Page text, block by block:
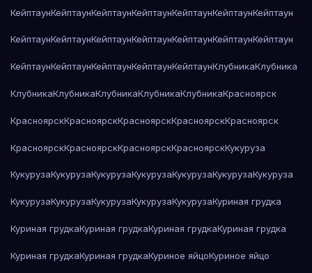
КейптаунКейптаунКейптаунКейптаунКейптаунКейптаунКейптаун
КейптаунКейптаунКейптаунКейптаунКейптаунКейптаунКейптаун
КейптаунКейптаунКейптаунКейптаунКейптаунКлубникаКлубника
КлубникаКлубникаКлубникаКлубникаКлубникаКрасноярск
КрасноярскКрасноярскКрасноярскКрасноярскКрасноярск
КрасноярскКрасноярскКрасноярскКрасноярскКукуруза
КукурузаКукурузаКукурузаКукурузаКукурузаКукурузаКукуруза
КукурузаКукурузаКукурузаКукурузаКукурузаКуриная грудка
Куриная грудкаКуриная грудкаКуриная грудкаКуриная грудка
Куриная грудкаКуриная грудкаКуриное яйцоКуриное яйцо